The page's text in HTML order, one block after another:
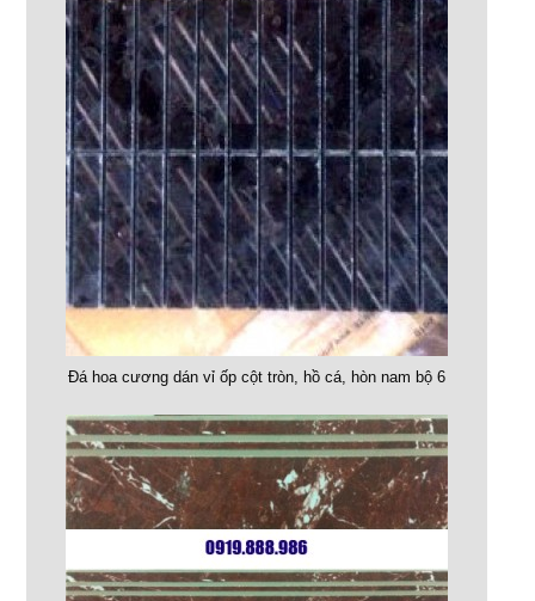
Đá hoa cương dán vỉ ốp cột tròn, hồ cá, hòn nam bộ 6